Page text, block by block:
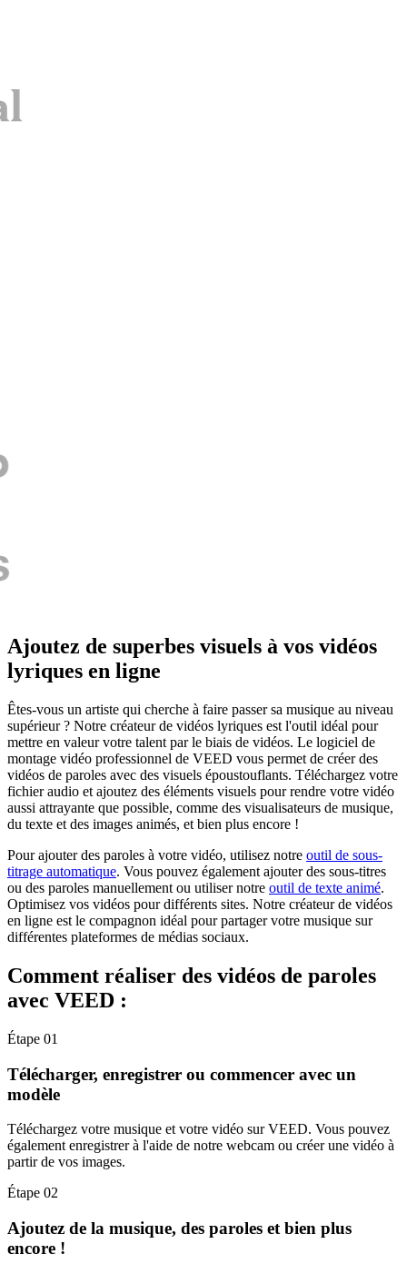
Ajoutez de superbes visuels à vos vidéos
lyriques en ligne
Êtes-vous un artiste qui cherche à faire passer sa musique au niveau
supérieur ? Notre créateur de vidéos lyriques est l'outil idéal pour
mettre en valeur votre talent par le biais de vidéos. Le logiciel de
montage vidéo professionnel de VEED vous permet de créer des
vidéos de paroles avec des visuels époustouflants. Téléchargez votre
fichier audio et ajoutez des éléments visuels pour rendre votre vidéo
aussi attrayante que possible, comme des visualisateurs de musique,
du texte et des images animés, et bien plus encore !
Pour ajouter des paroles à votre vidéo, utilisez notre outil de sous-
titrage automatique. Vous pouvez également ajouter des sous-titres
ou des paroles manuellement ou utiliser notre outil de texte animé.
Optimisez vos vidéos pour différents sites. Notre créateur de vidéos
en ligne est le compagnon idéal pour partager votre musique sur
différentes plateformes de médias sociaux.
Comment réaliser des vidéos de paroles
avec VEED :
Étape 01
Télécharger, enregistrer ou commencer avec un
modèle
Téléchargez votre musique et votre vidéo sur VEED. Vous pouvez
également enregistrer à l'aide de notre webcam ou créer une vidéo à
partir de vos images.
Étape 02
Ajoutez de la musique, des paroles et bien plus
encore !